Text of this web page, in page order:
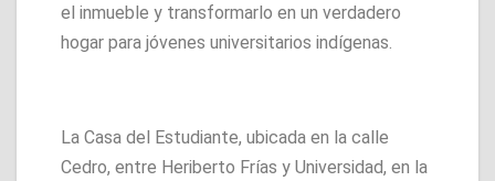
el inmueble y transformarlo en un verdadero
hogar para jóvenes universitarios indígenas.
La Casa del Estudiante, ubicada en la calle
Cedro, entre Heriberto Frías y Universidad, en la